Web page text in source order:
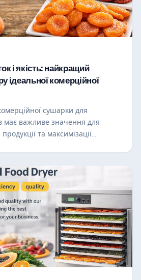
і якість: найкращий
ідеальної комерційної
сушарки для
має важливе значення для
та максимізації
і потужність, щоб ви могли
для сушіння для свого
постійної, високої-значення